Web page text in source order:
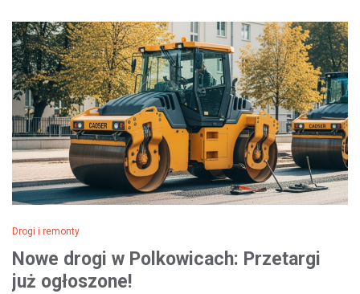
Drogi i remonty
Nowe drogi w Polkowicach: Przetargi
już ogłoszone!